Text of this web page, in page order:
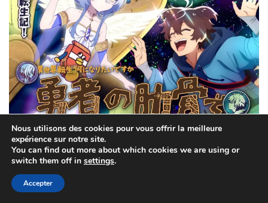
Les animes venant de LN sortis en printemps
2026
Nous utilisons des cookies pour vous offrir la meilleure
expérience sur notre site.
You can find out more about which cookies we are using or
switch them off in settings.
Accepter